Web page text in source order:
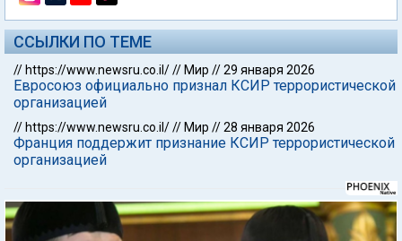
ССЫЛКИ ПО ТЕМЕ
// https://www.newsru.co.il/// Мир //29 января 2026
Евросоюз официально признал КСИР террористической
организацией
// https://www.newsru.co.il/// Мир //28 января 2026
Франция поддержит признание КСИР террористической
организацией